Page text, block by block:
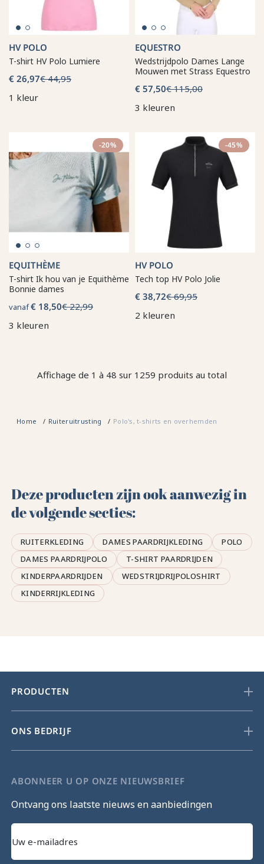
HV POLO
T-shirt HV Polo Lumiere
€ 26,97€ 44,95
1 kleur
EQUESTRO
Wedstrijdpolo Dames Lange
Mouwen met Strass Equestro
€ 57,50€ 115,00
3 kleuren
-20%
EQUITHÈME
T-shirt Ik hou van je Equithème
Bonnie dames
vanaf€ 18,50€ 22,99
3 kleuren
-45%
HV POLO
Tech top HV Polo Jolie
€ 38,72€ 69,95
2 kleuren
Affichage de 1 à 48 sur 1259 produits au total
Home Ruiteruitrusting Polo's, t-shirts en overhemden
Deze producten zijn ook aanwezig in
de volgende secties:
RUITERKLEDING DAMES PAARDRIJKLEDING
POLO
DAMES PAARDRIJPOLO
T-SHIRT PAARDRIJDEN
KINDERPAARDRIJDEN
WEDSTRIJDRIJPOLOSHIRT
KINDERRIJKLEDING
PRODUCTEN
ONS BEDRIJF
ABONNEER U OP ONZE NIEUWSBRIEF
Ontvang ons laatste nieuws en aanbiedingen